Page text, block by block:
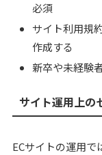
必須
サイト利用規
作成する
新卒や未経験
サイト運用上の
ECサイトの運用